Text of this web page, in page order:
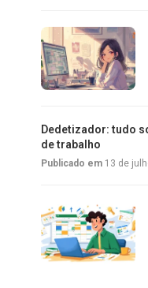
Dedetizador: tudo
de trabalho
Publicado em 13 de